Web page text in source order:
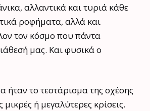
αλλαντικά και τυριά κάθε
ροφήματα, αλλά και
τον κόσμο που πάντα
μας. Και φυσικά ο
ήταν το τεστάρισμα της σχέσης
ή μεγαλύτερες κρίσεις.